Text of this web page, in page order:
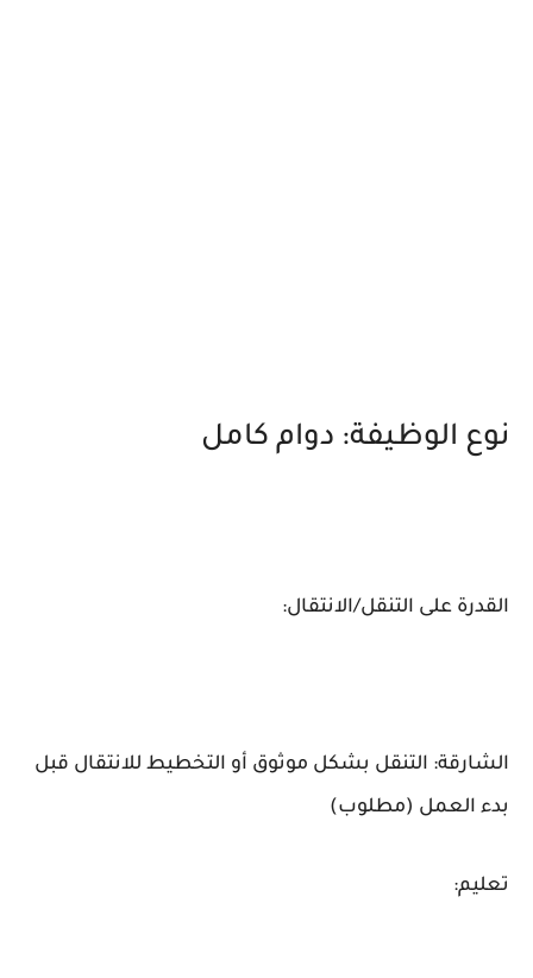
نوع الوظيفة: دوام كامل
القدرة على التنقل/الانتقال:
الشارقة: التنقل بشكل موثوق أو التخطيط للانتقال قبل
بدء العمل (مطلوب)
تعليم: